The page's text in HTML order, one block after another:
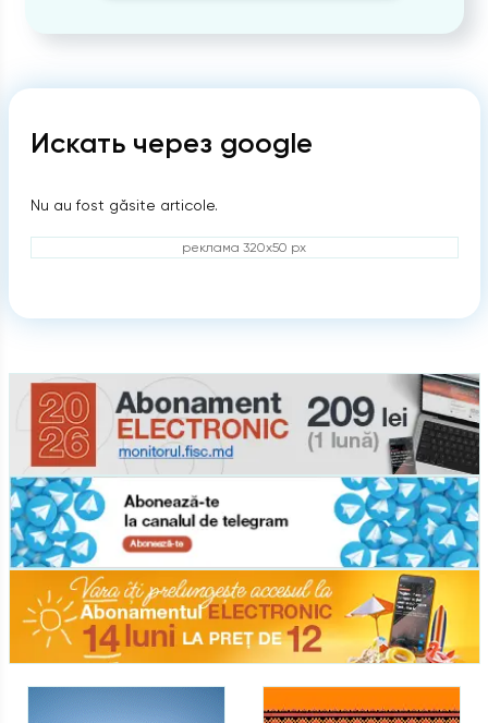
Искать через google
Nu au fost găsite articole.
реклама 320x50 px